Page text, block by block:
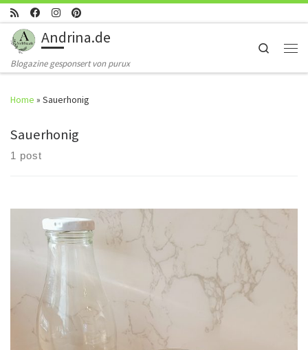
Skip to content
Andrina.de
Blogazine gesponsert von purux
Search
Home » Sauerhonig
Sauerhonig
1 post